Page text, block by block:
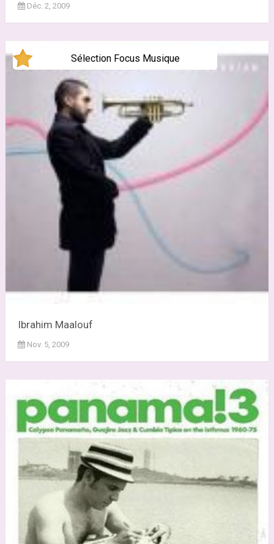
Déc. 2, 2009
Sélection Focus Musique
Ibrahim Maalouf
Nov. 5, 2009